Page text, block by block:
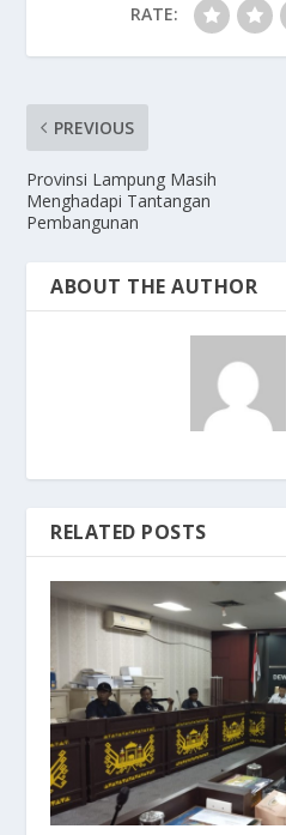
RATE:
PREVIOUS
Provinsi Lampung Masih
Menghadapi Tantangan
Pembangunan
ABOUT THE AUTHOR
RELATED POSTS